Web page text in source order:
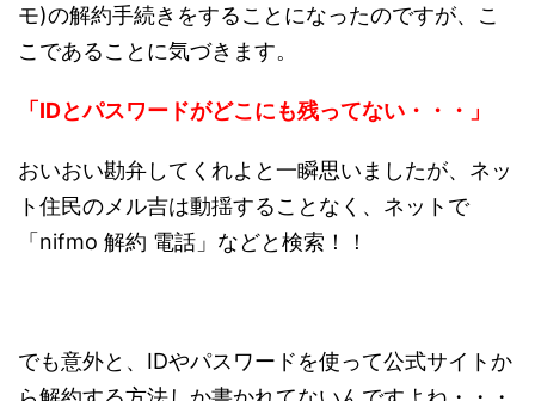
モ)の解約手続きをすることになったのですが、こ
こであることに気づきます。
「IDとパスワードがどこにも残ってない・・・」
おいおい勘弁してくれよと一瞬思いましたが、ネッ
ト住民のメル吉は動揺することなく、ネットで
「nifmo 解約 電話」などと検索！！
でも意外と、IDやパスワードを使って公式サイトか